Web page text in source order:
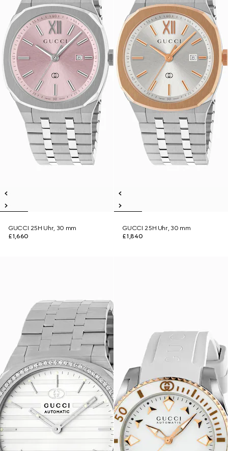
GUCCI 25H Uhr, 30 mm
£1,660
GUCCI 25H Uhr, 30 mm
£1,840